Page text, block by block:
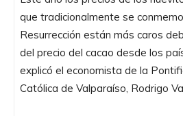
que tradicionalmente se
Resurrección están más caros
del precio del cacao desde los
explicó el economista de la
Católica de Valparaíso, Rodrigo